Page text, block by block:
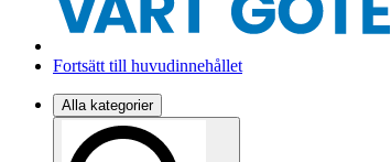
Fortsätt till huvudinnehållet
Alla kategorier